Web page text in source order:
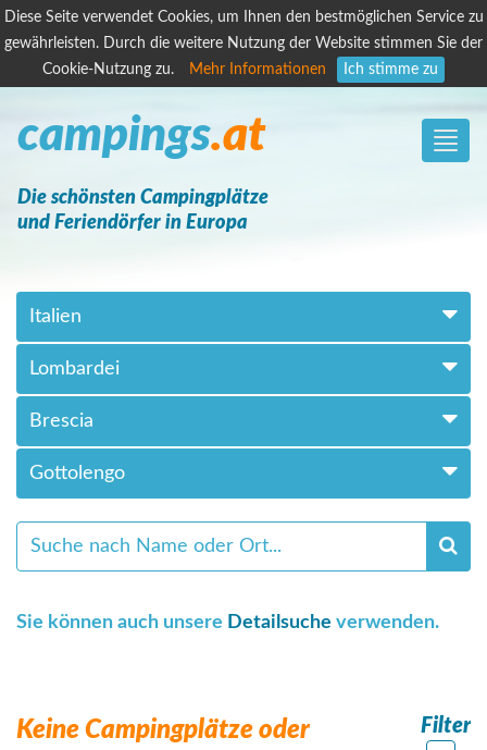
Diese Seite verwendet Cookies, um Ihnen den bestmöglichen Service zu
gewährleisten. Durch die weitere Nutzung der Website stimmen Sie der
Cookie-Nutzung zu.
Mehr Informationen Ich stimme zu
Toggle
campings.at
Die schönsten Campingplätze
und Feriendörfer in Europa
Italien
Lombardei
Brescia
Gottolengo
Sie können auch unsere Detailsuche verwenden.
Keine Campingplätze oder
Filter